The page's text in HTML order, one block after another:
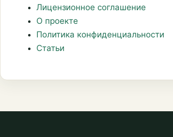
Лицензионное соглашение
О проекте
Политика конфиденциальности
Статьи